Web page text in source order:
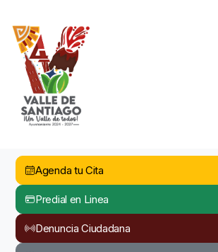
Agenda tu Cita
Predial en Linea
Denuncia Ciudadana